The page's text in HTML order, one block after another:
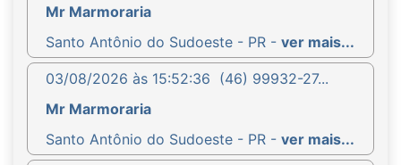
Mr Marmoraria
Santo Antônio do Sudoeste - PR - ver mais...
03/08/2026 às 15:52:36 (46) 99932-27...
Mr Marmoraria
Santo Antônio do Sudoeste - PR - ver mais...